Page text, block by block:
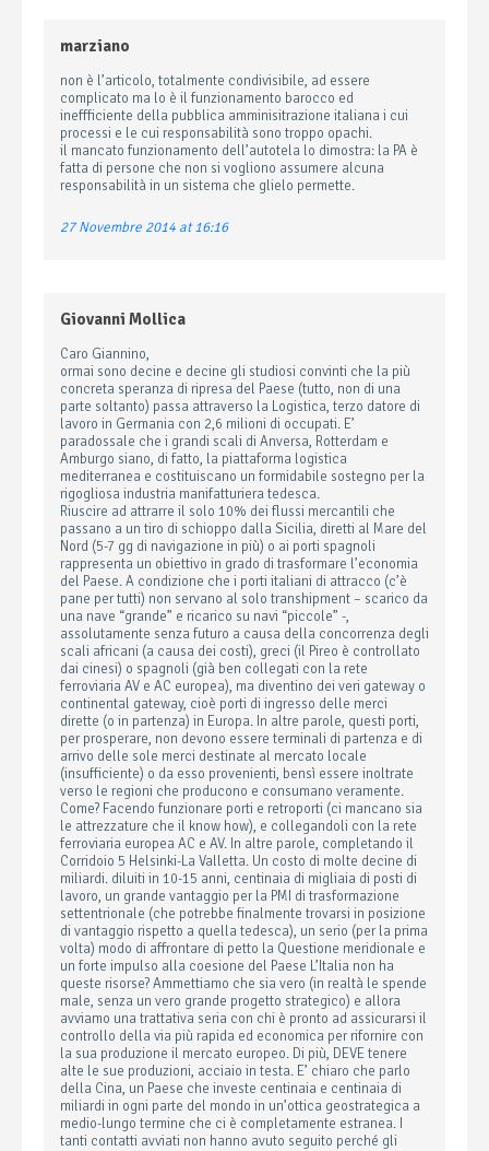
marziano
non è l’articolo, totalmente condivisibile, ad essere
complicato ma lo è il funzionamento barocco ed
ineffficiente della pubblica amminisitrazione italiana i cui
processi e le cui responsabilità sono troppo opachi.
il mancato funzionamento dell’autotela lo dimostra: la PA è
fatta di persone che non si vogliono assumere alcuna
responsabilità in un sistema che glielo permette.
27 Novembre 2014 at 16:16
Giovanni Mollica
Caro Giannino,
ormai sono decine e decine gli studiosi convinti che la più
concreta speranza di ripresa del Paese (tutto, non di una
parte soltanto) passa attraverso la Logistica, terzo datore di
lavoro in Germania con 2,6 milioni di occupati. E’
paradossale che i grandi scali di Anversa, Rotterdam e
Amburgo siano, di fatto, la piattaforma logistica
mediterranea e costituiscano un formidabile sostegno per la
rigogliosa industria manifatturiera tedesca.
Riuscire ad attrarre il solo 10% dei flussi mercantili che
passano a un tiro di schioppo dalla Sicilia, diretti al Mare del
Nord (5-7 gg di navigazione in più) o ai porti spagnoli
rappresenta un obiettivo in grado di trasformare l’economia
del Paese. A condizione che i porti italiani di attracco (c’è
pane per tutti) non servano al solo transhipment – scarico da
una nave “grande” e ricarico su navi “piccole” -,
assolutamente senza futuro a causa della concorrenza degli
scali africani (a causa dei costi), greci (il Pireo è controllato
dai cinesi) o spagnoli (già ben collegati con la rete
ferroviaria AV e AC europea), ma diventino dei veri gateway o
continental gateway, cioè porti di ingresso delle merci
dirette (o in partenza) in Europa. In altre parole, questi porti,
per prosperare, non devono essere terminali di partenza e di
arrivo delle sole merci destinate al mercato locale
(insufficiente) o da esso provenienti, bensì essere inoltrate
verso le regioni che producono e consumano veramente.
Come? Facendo funzionare porti e retroporti (ci mancano sia
le attrezzature che il know how), e collegandoli con la rete
ferroviaria europea AC e AV. In altre parole, completando il
Corridoio 5 Helsinki-La Valletta. Un costo di molte decine di
miliardi. diluiti in 10-15 anni, centinaia di migliaia di posti di
lavoro, un grande vantaggio per la PMI di trasformazione
settentrionale (che potrebbe finalmente trovarsi in posizione
di vantaggio rispetto a quella tedesca), un serio (per la prima
volta) modo di affrontare di petto la Questione meridionale e
un forte impulso alla coesione del Paese L’Italia non ha
queste risorse? Ammettiamo che sia vero (in realtà le spende
male, senza un vero grande progetto strategico) e allora
avviamo una trattativa seria con chi è pronto ad assicurarsi il
controllo della via più rapida ed economica per rifornire con
la sua produzione il mercato europeo. Di più, DEVE tenere
alte le sue produzioni, acciaio in testa. E’ chiaro che parlo
della Cina, un Paese che investe centinaia e centinaia di
miliardi in ogni parte del mondo in un’ottica geostrategica a
medio-lungo termine che ci è completamente estranea. I
tanti contatti avviati non hanno avuto seguito perché gli